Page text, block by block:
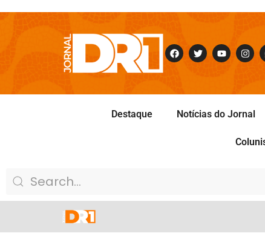
Destaque Notícias do Jornal